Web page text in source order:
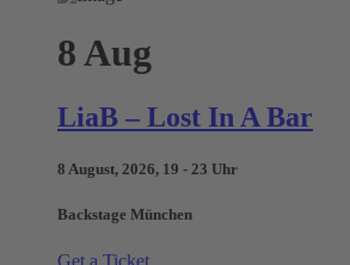
8 Aug
LiaB – Lost In A Bar
8 August, 2026, 19 - 23 Uhr
Backstage München